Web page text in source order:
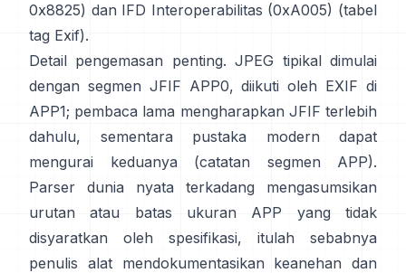
0x8825) dan IFD Interoperabilitas (0xA005) (tabel
tag Exif).
Detail pengemasan penting. JPEG tipikal dimulai
dengan segmen JFIF APP0, diikuti oleh EXIF di
APP1; pembaca lama mengharapkan JFIF terlebih
dahulu, sementara pustaka modern dapat
mengurai keduanya (catatan segmen APP).
Parser dunia nyata terkadang mengasumsikan
urutan atau batas ukuran APP yang tidak
disyaratkan oleh spesifikasi, itulah sebabnya
penulis alat mendokumentasikan keanehan dan